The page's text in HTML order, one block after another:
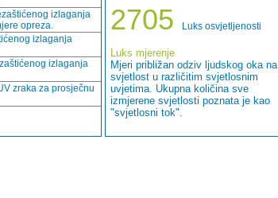
izlaganja
opreza.
izlaganja
izlaganja
zraka za prosječnu
2705 Luks osvjetljenosti
Luks mjerenje
Mjeri približan odziv ljudskog oka na
svjetlost u različitim svjetlosnim
uvjetima. Ukupna količina sve
izmjerene svjetlosti poznata je kao
"svjetlosni tok".